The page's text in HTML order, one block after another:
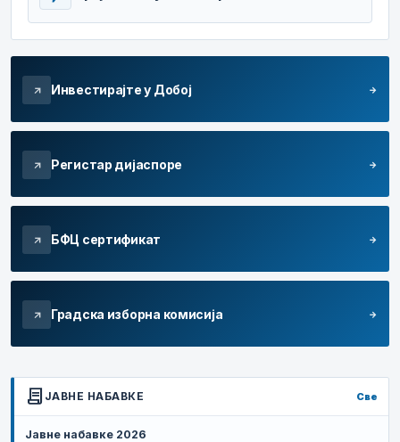
arrow_outward Инвестирајте у Добој arrow_forward
arrow_outward Регистар дијаспоре arrow_forward
arrow_outward БФЦ сертификат arrow_forward
arrow_outward Градска изборна комисија arrow_forward
contract ЈАВНЕ НАБАВКЕ Све
Јавне набавке 2026